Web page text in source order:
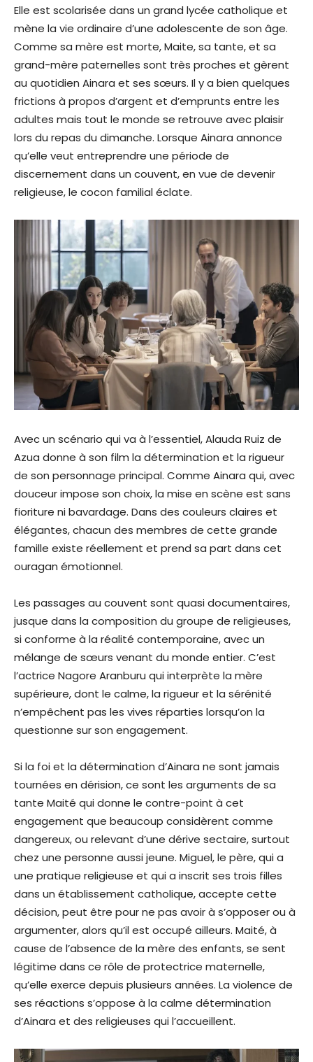
Elle est scolarisée dans un grand lycée catholique et
mène la vie ordinaire d’une adolescente de son âge.
Comme sa mère est morte, Maite, sa tante, et sa
grand-mère paternelles sont très proches et gèrent
au quotidien Ainara et ses sœurs. Il y a bien quelques
frictions à propos d’argent et d’emprunts entre les
adultes mais tout le monde se retrouve avec plaisir
lors du repas du dimanche. Lorsque Ainara annonce
qu’elle veut entreprendre une période de
discernement dans un couvent, en vue de devenir
religieuse, le cocon familial éclate.
Avec un scénario qui va à l’essentiel, Alauda Ruiz de
Azua donne à son film la détermination et la rigueur
de son personnage principal. Comme Ainara qui, avec
douceur impose son choix, la mise en scène est sans
fioriture ni bavardage. Dans des couleurs claires et
élégantes, chacun des membres de cette grande
famille existe réellement et prend sa part dans cet
ouragan émotionnel.
Les passages au couvent sont quasi documentaires,
jusque dans la composition du groupe de religieuses,
si conforme à la réalité contemporaine, avec un
mélange de sœurs venant du monde entier. C’est
l’actrice Nagore Aranburu qui interprète la mère
supérieure, dont le calme, la rigueur et la sérénité
n’empêchent pas les vives réparties lorsqu’on la
questionne sur son engagement.
Si la foi et la détermination d’Ainara ne sont jamais
tournées en dérision, ce sont les arguments de sa
tante Maité qui donne le contre-point à cet
engagement que beaucoup considèrent comme
dangereux, ou relevant d’une dérive sectaire, surtout
chez une personne aussi jeune. Miguel, le père, qui a
une pratique religieuse et qui a inscrit ses trois filles
dans un établissement catholique, accepte cette
décision, peut être pour ne pas avoir à s’opposer ou à
argumenter, alors qu’il est occupé ailleurs. Maité, à
cause de l’absence de la mère des enfants, se sent
légitime dans ce rôle de protectrice maternelle,
qu’elle exerce depuis plusieurs années. La violence de
ses réactions s’oppose à la calme détermination
d’Ainara et des religieuses qui l’accueillent.